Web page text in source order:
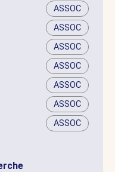
ASSOC
ASSOC
ASSOC
ASSOC
ASSOC
ASSOC
ASSOC